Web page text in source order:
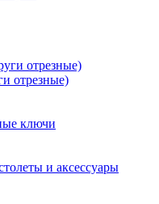
отрезные)
ключи
и аксессуары